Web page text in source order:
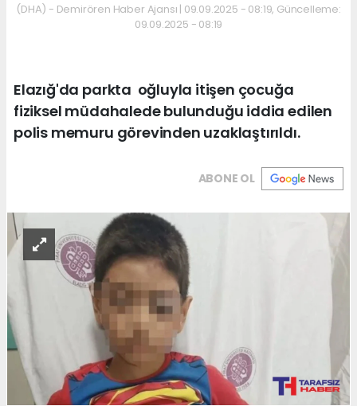
(DHA) - Demirören Haber Ajansı | 09.09.2025 - 08:19, Güncelleme:
09.09.2025 - 08:19
Elazığ'da parkta oğluyla itişen çocuğa
fiziksel müdahalede bulunduğu iddia edilen
polis memuru görevinden uzaklaştırıldı.
ABONE OL